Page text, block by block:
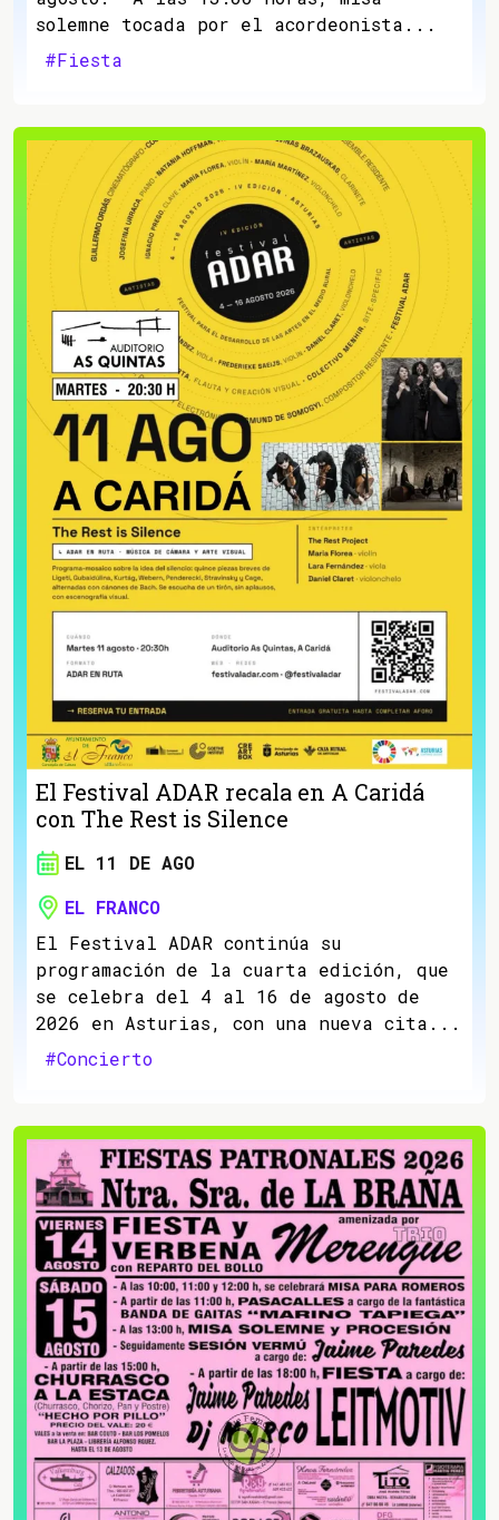
solemne tocada por el acordeonista...
#Fiesta
El Festival ADAR recala en A Caridá
con The Rest is Silence
EL 11 DE AGO
EL FRANCO
El Festival ADAR continúa su
programación de la cuarta edición, que
se celebra del 4 al 16 de agosto de
2026 en Asturias, con una nueva cita...
#Concierto